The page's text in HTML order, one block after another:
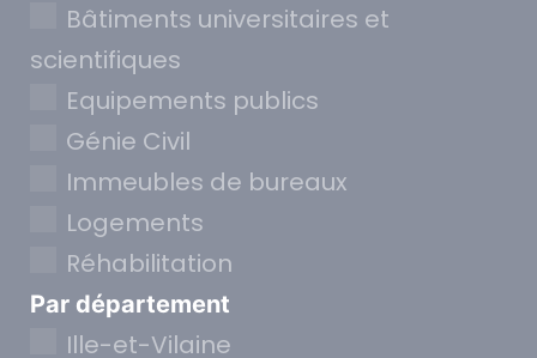
Bâtiments universitaires et
scientifiques
Equipements publics
Génie Civil
Immeubles de bureaux
Logements
Réhabilitation
Par département
Ille-et-Vilaine